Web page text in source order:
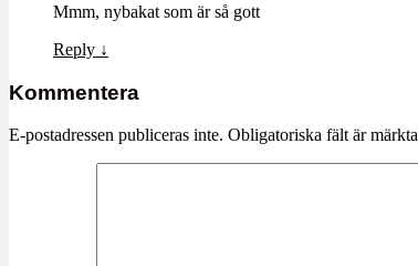
Mmm, nybakat som är så gott
Reply ↓
Kommentera
E-postadressen publiceras inte. Obligatoriska fält är märkta